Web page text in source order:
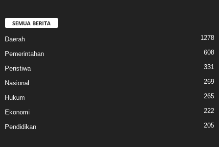
SEMUA BERITA
Daerah 1278
Pemerintahan 608
Peristiwa 331
Nasional 269
Hukum 265
Ekonomi 222
Pendidikan 205